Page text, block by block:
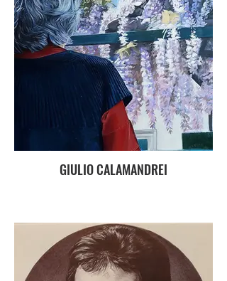
GIULIO CALAMANDREI